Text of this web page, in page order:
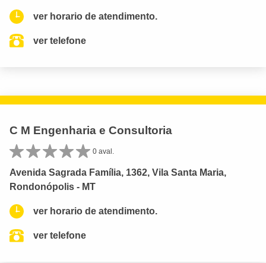
ver horario de atendimento.
ver telefone
C M Engenharia e Consultoria
0 aval.
Avenida Sagrada Família, 1362, Vila Santa Maria,
Rondonópolis - MT
ver horario de atendimento.
ver telefone